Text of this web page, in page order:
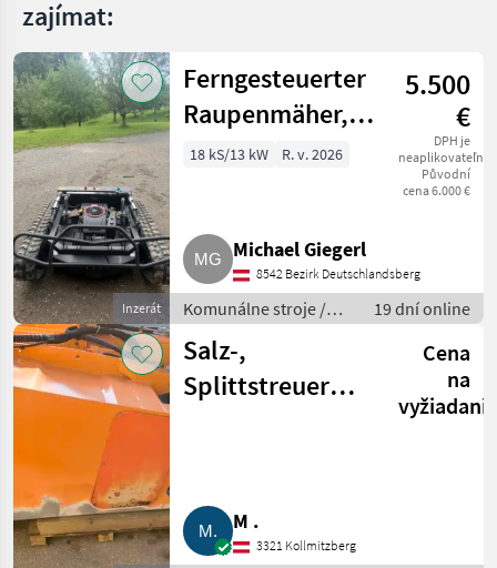
Stekro
Zobrazit
všech
51
MARKETPLACE
Marketplace
Nabídky
prodejců
zajímat:
Inzerát
Ferngesteuerter
Raupenmäher,
Mähroboter,
5.500
€
DPH je
neaplikovateľné
Původní
cena 6.000 €
18 kS/13 kW R. v. 2026
Michael Giegerl
8542 Bezirk Deutschlandsberg
Komunálne stroje /
Spádová kosačka
19 dní online
Salz-,
Splittstreuer
Cena
na
M .
3321 Kollmitzberg